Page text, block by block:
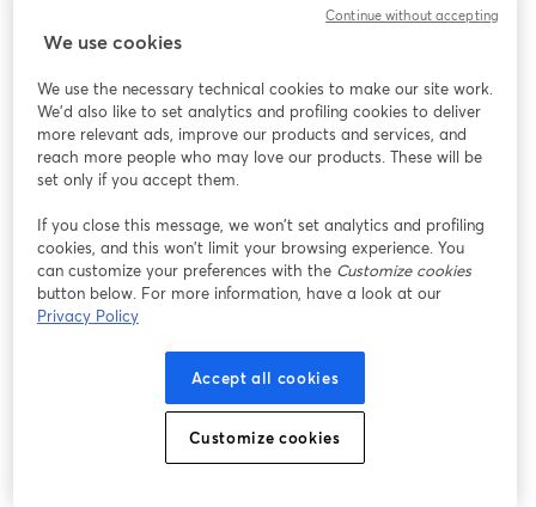
3. Jak stale mieć motywację, by realizować plan bez presji
rodziców i stresu związanego z ocenami
4. Jak uczyć się bardziej efektywnie bez blokowania social
mediów i wyrzutów sumienia
We use cookies
We use the necessary technical cookies to make our site work.
We'd also like to set analytics and profiling cookies to deliver
more relevant ads, improve our products and services, and
reach more people who may love our products. These will be
set only if you accept them.
If you close this message, we won’t set analytics and profiling
cookies, and this won’t limit your browsing experience. You
can customize your preferences with the Customize cookies
button below. For more information, have a look at our
Privacy Policy
Accept all cookies
Customize cookies
Continue without accepting